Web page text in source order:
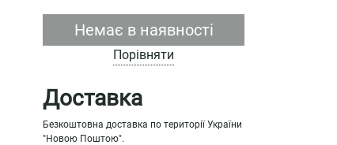
Немає в наявності
Порівняти
Доставка
Безкоштовна доставка по території України
"Новою Поштою".